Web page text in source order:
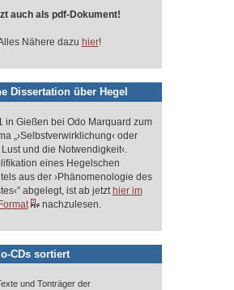
auch als pdf-Dokument!
Nähere dazu hier!
Dissertation über Hegel
in Gießen bei Odo Marquard zum
„›Selbstverwirklichung‹ oder
Lust und die Notwendigkeit‹.
eines Hegelschen
aus der ›Phänomenologie des
abgelegt, ist ab jetzt hier im
nachzulesen.
CDs sortiert
und Tonträger der